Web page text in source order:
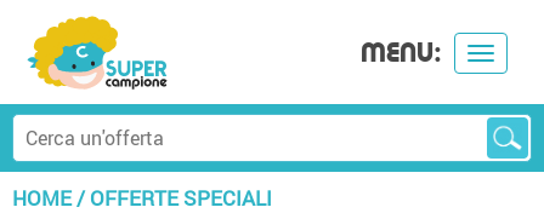
Toggle
MENU:
HOME/OFFERTE SPECIALI